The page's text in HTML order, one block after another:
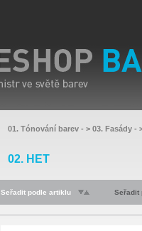
01. Tónování barev - > 03. Fasády -
02. HET
Seřadit podle artiklu Seřadit